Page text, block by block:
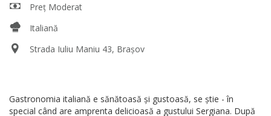
Preț Moderat
Italiană
Strada Iuliu Maniu 43, Brașov
Gastronomia italiană e sănătoasă și gustoasă, se știe - în
special când are amprenta delicioasă a gustului Sergiana. După